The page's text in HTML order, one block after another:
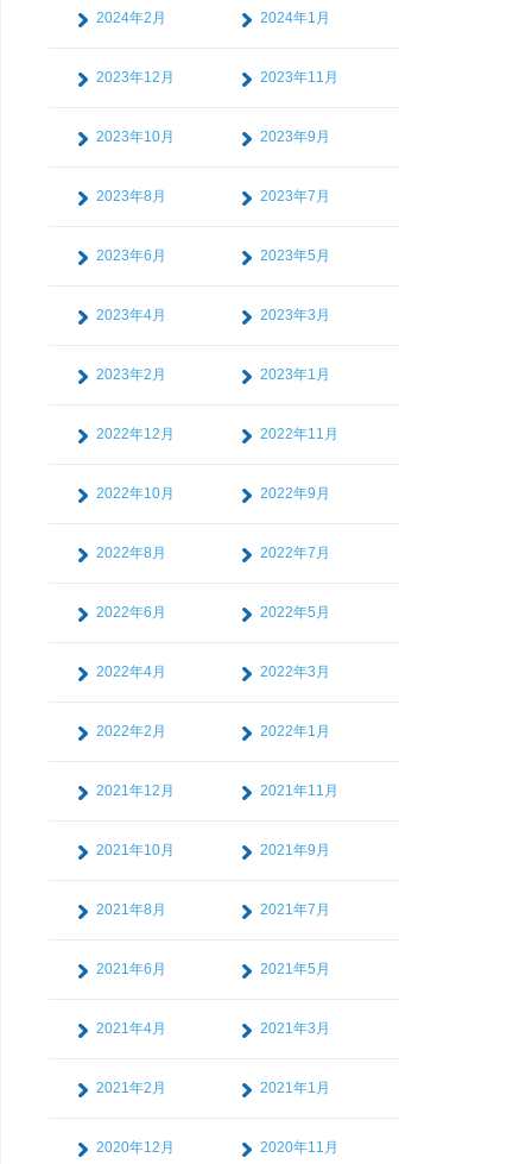
2024年2月 2024年1月
2023年12月 2023年11月
2023年10月 2023年9月
2023年8月 2023年7月
2023年6月 2023年5月
2023年4月 2023年3月
2023年2月 2023年1月
2022年12月 2022年11月
2022年10月 2022年9月
2022年8月 2022年7月
2022年6月 2022年5月
2022年4月 2022年3月
2022年2月 2022年1月
2021年12月 2021年11月
2021年10月 2021年9月
2021年8月 2021年7月
2021年6月 2021年5月
2021年4月 2021年3月
2021年2月 2021年1月
2020年12月 2020年11月